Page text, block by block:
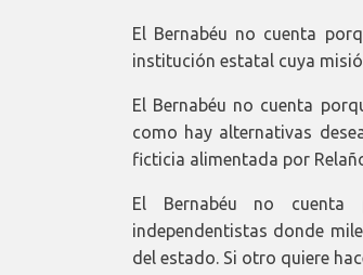
El Bernabéu no cuenta
institución estatal cuya
El Bernabéu no cuenta
como hay alternativas
ficticia alimentada por
El Bernabéu no cuenta
independentistas donde
del estado. Si otro quiere